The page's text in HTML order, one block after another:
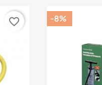
favorite_border -8%